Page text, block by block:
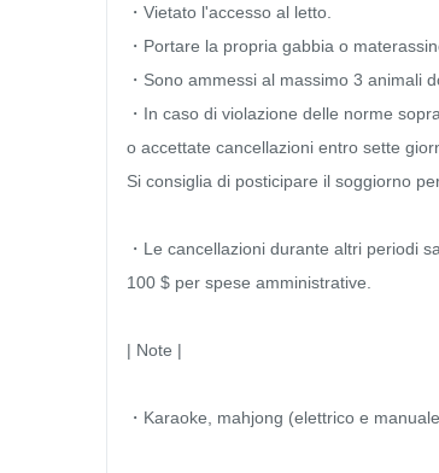
・Vietato l'accesso al letto.
・Portare la propria gabbia o
・Sono ammessi al massimo 3 animali
・In caso di violazione delle norme
o accettate cancellazioni entro sette
Si consiglia di posticipare il soggiorno
・Le cancellazioni durante altri periodi
100 $ per spese amministrative.
| Note |
・Karaoke, mahjong (elettrico e